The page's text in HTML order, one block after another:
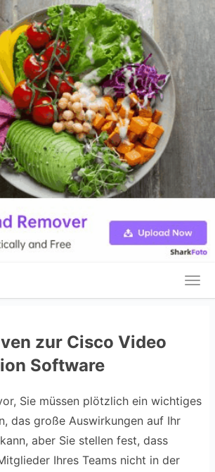
zur Cisco Video
Software
Sie müssen plötzlich ein wichtiges
das große Auswirkungen auf Ihr
aber Sie stellen fest, dass
Ihres Teams nicht in der